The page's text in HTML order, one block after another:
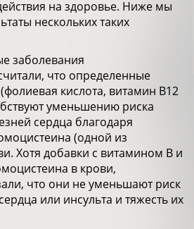
на здоровье. Ниже мы
нескольких таких
заболевания
что определенные
кислота, витамин В12
уменьшению риска
сердца благодаря
(одной из
Хотя добавки с витамином В и
в крови,
что они не уменьшают риск
или инсульта и тяжесть их